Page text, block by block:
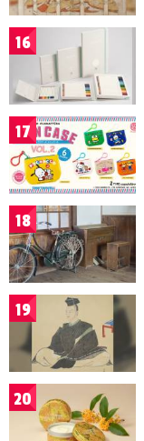
16
17
18
19
20